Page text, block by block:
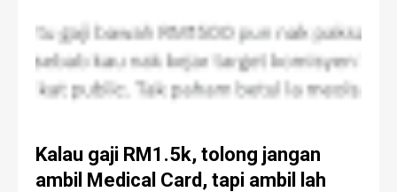
Kalau gaji RM1.5k, tolong jangan
ambil Medical Card, tapi ambil lah